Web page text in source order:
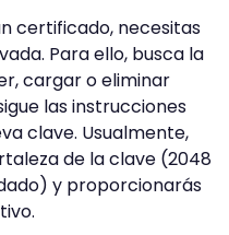
certificado, necesitas
Para ello, busca la
cargar o eliminar
las instrucciones
clave. Usualmente,
de la clave (2048
y proporcionarás